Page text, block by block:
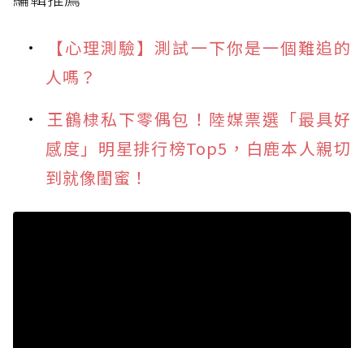
【心理測驗】測試一下你是一個難追的
人嗎？
王鶴棣私下零偶包！陸媒票選「最具好
感度」明星排行榜Top5，白鹿本人親切
到就像閨蜜！